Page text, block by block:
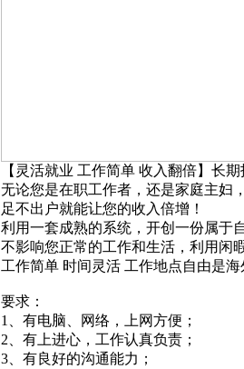
【灵活就业 工作简单 收入翻倍】长
无论您是在职工作者，还是家庭主妇
足不出户就能让您的收入倍增！
利用一套成熟的系统，开创一份属于
不影响您正常的工作和生活，利用闲
工作简单 时间灵活 工作地点自由是
要求：
1、有电脑、网络，上网方便；
2、有上进心，工作认真负责；
3、有良好的沟通能力；